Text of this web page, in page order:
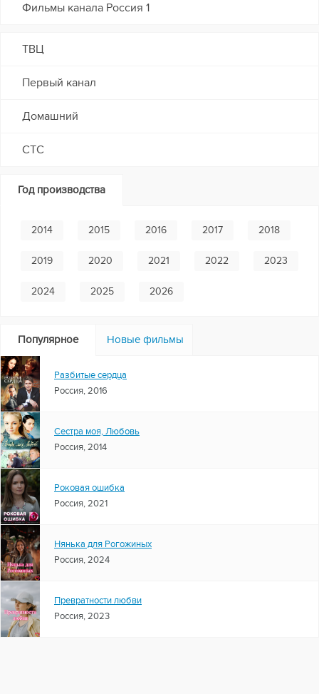
Фильмы канала Россия 1
ТВЦ
Первый канал
Домашний
СТС
Год производства
2014 2015 2016 2017 2018
2019 2020 2021 2022 2023
2024 2025 2026
Популярное Новые фильмы
Разбитые сердца
Россия, 2016
Сестра моя, Любовь
Россия, 2014
Роковая ошибка
Россия, 2021
Нянька для Рогожиных
Россия, 2024
Превратности любви
Россия, 2023